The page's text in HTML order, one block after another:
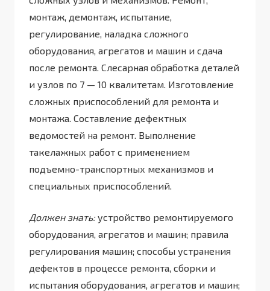
монтаж, демонтаж, испытание,
регулирование, наладка сложного
оборудования, агрегатов и машин и сдача
после ремонта. Слесарная обработка деталей
и узлов по 7 — 10 квалитетам. Изготовление
сложных приспособлений для ремонта и
монтажа. Составление дефектных
ведомостей на ремонт. Выполнение
такелажных работ с применением
подъемно-транспортных механизмов и
специальных приспособлений.
Должен знать:устройство ремонтируемого
оборудования, агрегатов и машин; правила
регулирования машин; способы устранения
дефектов в процессе ремонта, сборки и
испытания оборудования, агрегатов и машин;